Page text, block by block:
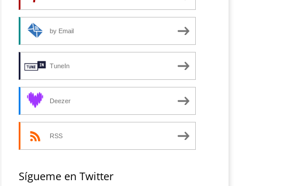
by Email
TuneIn
Deezer
RSS
Sígueme en Twitter